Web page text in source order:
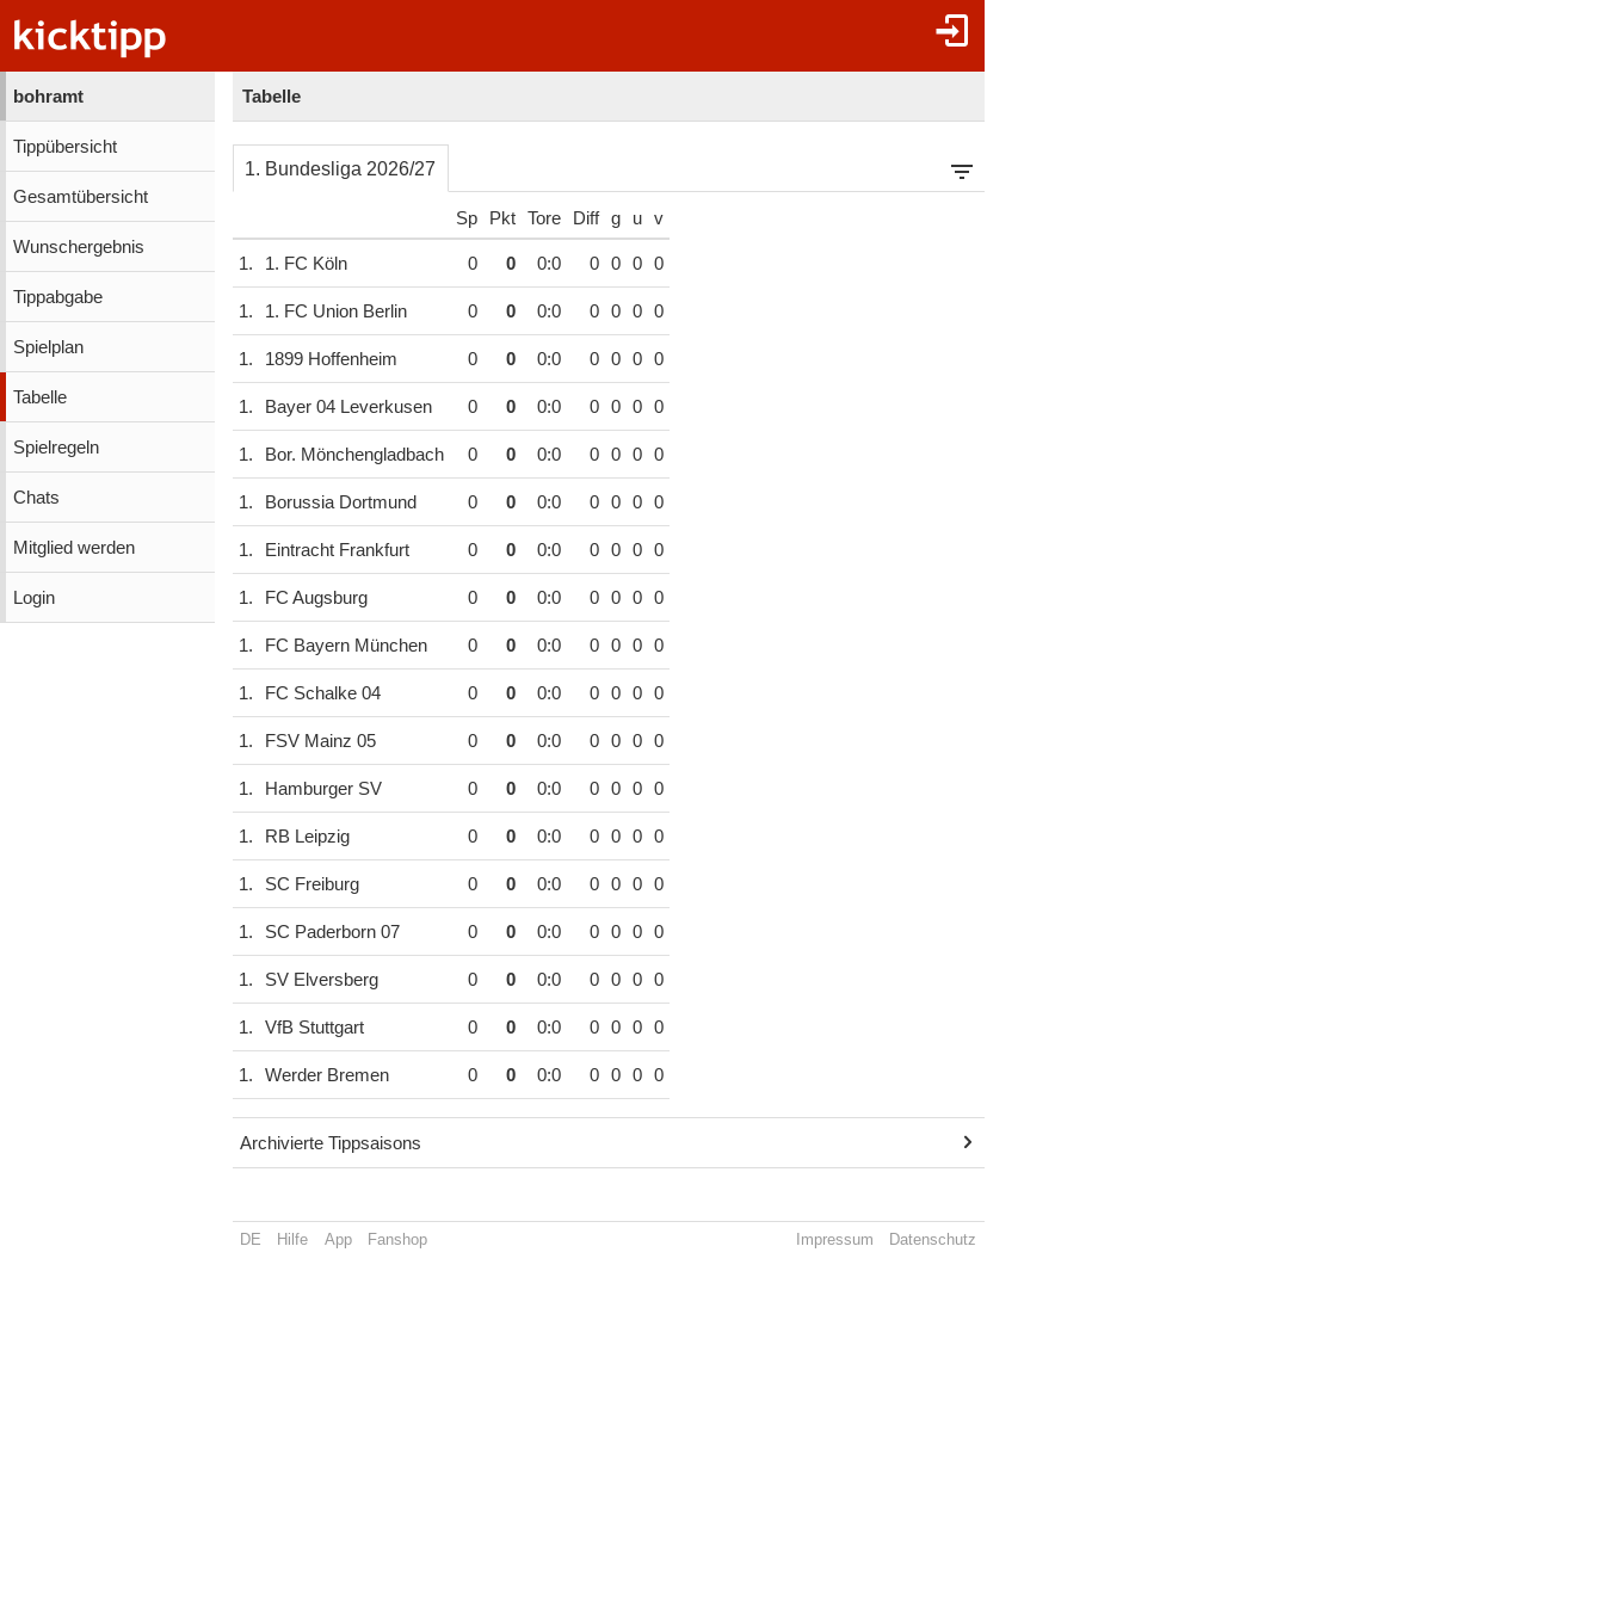
bohramt
Tippübersicht
Gesamtübersicht
Wunschergebnis
Tippabgabe
Spielplan
Tabelle
Spielregeln
Chats
Mitglied werden
Login
Tabelle
1. Bundesliga 2026/27
Sp Pkt Tore Diff g u v
1. 1. FC Köln 0 0 0:0 0 0 0 0
1. 1. FC Union Berlin 0 0 0:0 0 0 0 0
1. 1899 Hoffenheim 0 0 0:0 0 0 0 0
1. Bayer 04 Leverkusen 0 0 0:0 0 0 0 0
1. Bor. Mönchengladbach 0 0 0:0 0 0 0 0
1. Borussia Dortmund 0 0 0:0 0 0 0 0
1. Eintracht Frankfurt 0 0 0:0 0 0 0 0
1. FC Augsburg 0 0 0:0 0 0 0 0
1. FC Bayern München 0 0 0:0 0 0 0 0
1. FC Schalke 04 0 0 0:0 0 0 0 0
1. FSV Mainz 05 0 0 0:0 0 0 0 0
1. Hamburger SV 0 0 0:0 0 0 0 0
1. RB Leipzig 0 0 0:0 0 0 0 0
1. SC Freiburg 0 0 0:0 0 0 0 0
1. SC Paderborn 07 0 0 0:0 0 0 0 0
1. SV Elversberg 0 0 0:0 0 0 0 0
1. VfB Stuttgart 0 0 0:0 0 0 0 0
1. Werder Bremen 0 0 0:0 0 0 0 0
Archivierte Tippsaisons
DE Hilfe App Fanshop Impressum Datenschutz